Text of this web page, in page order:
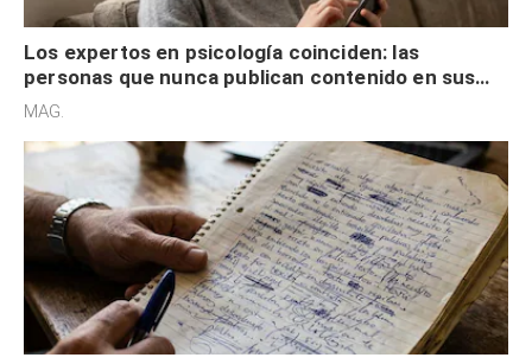
Los expertos en psicología coinciden: las
personas que nunca publican contenido en sus
redes sociales no pretenden buscar validación
MAG.